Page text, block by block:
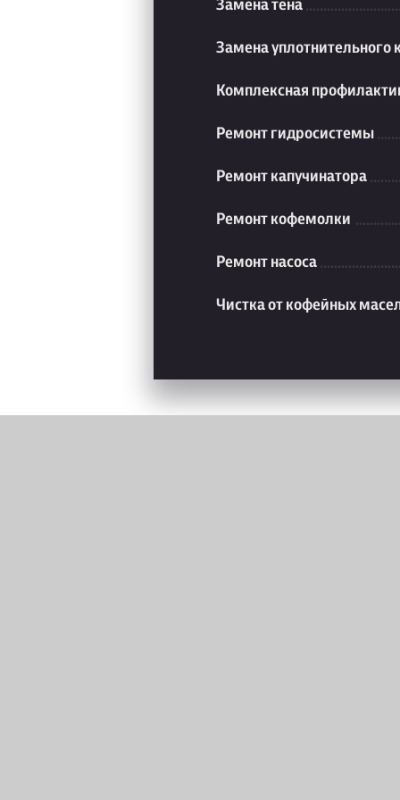
Замена тена
Замена уплотнительного
Комплексная
Ремонт гидросистемы
Ремонт капучинатора
Ремонт кофемолки
Ремонт насоса
Чистка от кофейных